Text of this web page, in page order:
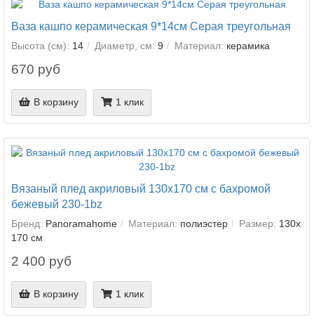
Ваза кашпо керамическая 9*14см Серая треугольная
Высота (см): 14 Диаметр, см: 9 Материал: керамика
670 руб
В корзину 1 клик
Вязаный плед акриловый 130х170 см с бахромой
бежевый 230-1bz
Бренд: Panoramahome Материал: полиэстер Размер: 130х
170 см
2 400 руб
В корзину 1 клик